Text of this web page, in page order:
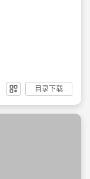
目录下载